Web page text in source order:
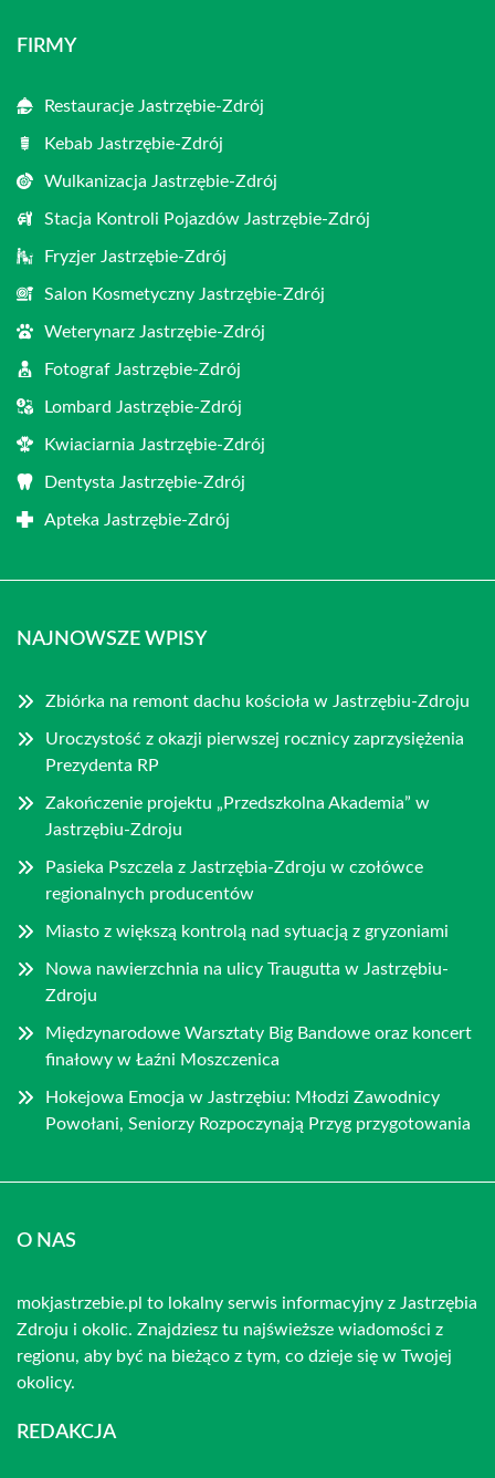
FIRMY
Restauracje Jastrzębie-Zdrój
Kebab Jastrzębie-Zdrój
Wulkanizacja Jastrzębie-Zdrój
Stacja Kontroli Pojazdów Jastrzębie-Zdrój
Fryzjer Jastrzębie-Zdrój
Salon Kosmetyczny Jastrzębie-Zdrój
Weterynarz Jastrzębie-Zdrój
Fotograf Jastrzębie-Zdrój
Lombard Jastrzębie-Zdrój
Kwiaciarnia Jastrzębie-Zdrój
Dentysta Jastrzębie-Zdrój
Apteka Jastrzębie-Zdrój
NAJNOWSZE WPISY
Zbiórka na remont dachu kościoła w Jastrzębiu-Zdroju
Uroczystość z okazji pierwszej rocznicy zaprzysiężenia
Prezydenta RP
Zakończenie projektu „Przedszkolna Akademia” w
Jastrzębiu-Zdroju
Pasieka Pszczela z Jastrzębia-Zdroju w czołówce
regionalnych producentów
Miasto z większą kontrolą nad sytuacją z gryzoniami
Nowa nawierzchnia na ulicy Traugutta w Jastrzębiu-
Zdroju
Międzynarodowe Warsztaty Big Bandowe oraz koncert
finałowy w Łaźni Moszczenica
Hokejowa Emocja w Jastrzębiu: Młodzi Zawodnicy
Powołani, Seniorzy Rozpoczynają Przyg przygotowania
O NAS
mokjastrzebie.pl to lokalny serwis informacyjny z Jastrzębia
Zdroju i okolic. Znajdziesz tu najświeższe wiadomości z
regionu, aby być na bieżąco z tym, co dzieje się w Twojej
okolicy.
REDAKCJA